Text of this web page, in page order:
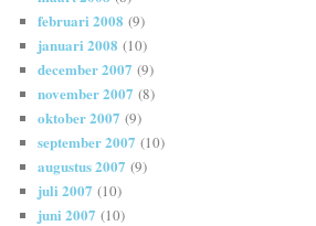
februari 2008 (9)
januari 2008 (10)
december 2007 (9)
november 2007 (8)
oktober 2007 (9)
september 2007 (10)
augustus 2007 (9)
juli 2007 (10)
juni 2007 (10)